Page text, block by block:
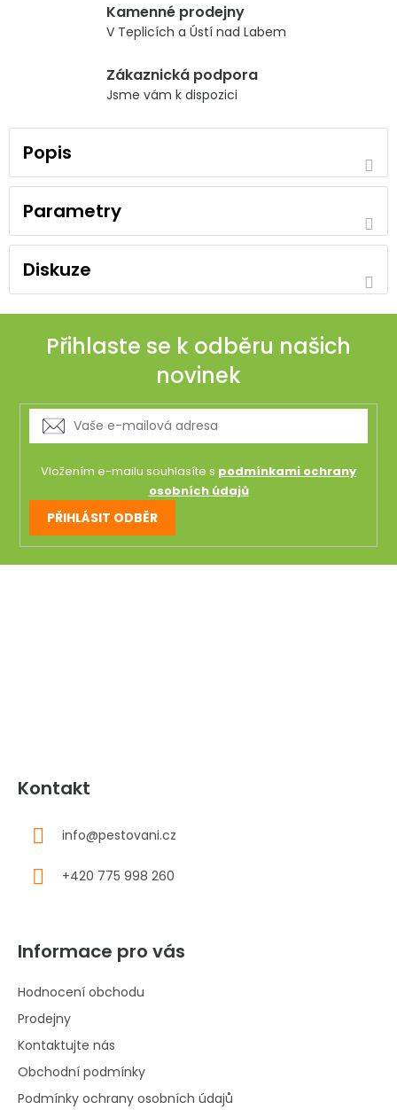
Kamenné prodejny
V Teplicích a Ústí nad Labem
Zákaznická podpora
Jsme vám k dispozici
Popis
Parametry
Diskuze
Přihlaste se k odběru našich
novinek
Vložením e-mailu souhlasíte s podmínkami ochrany
osobních údajů
PŘIHLÁSIT ODBĚR
Kontakt
info@pestovani.cz
+420 775 998 260
Informace pro vás
Hodnocení obchodu
Prodejny
Kontaktujte nás
Obchodní podmínky
Podmínky ochrany osobních údajů